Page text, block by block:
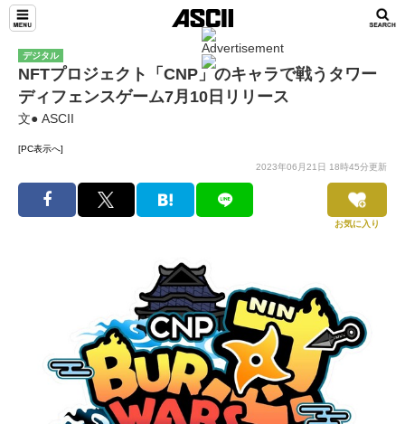
デジタル
NFTプロジェクト「CNP」のキャラで戦うタワー
ディフェンスゲーム7月10日リリース
文● ASCII
[PC表示へ]
2023年06月21日 18時45分更新
お気に入り